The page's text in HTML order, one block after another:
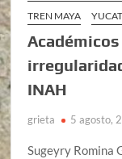
TREN MAYA
INAH
grieta 5 agosto,
Sugeyry Romina